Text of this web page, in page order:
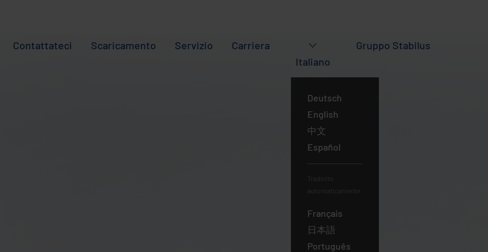
Contattateci Scaricamento Servizio
Carriera
Italiano
Deutsch
English
中文
Español
Français
Italiano
日本語
Português
Gruppo Stabilus